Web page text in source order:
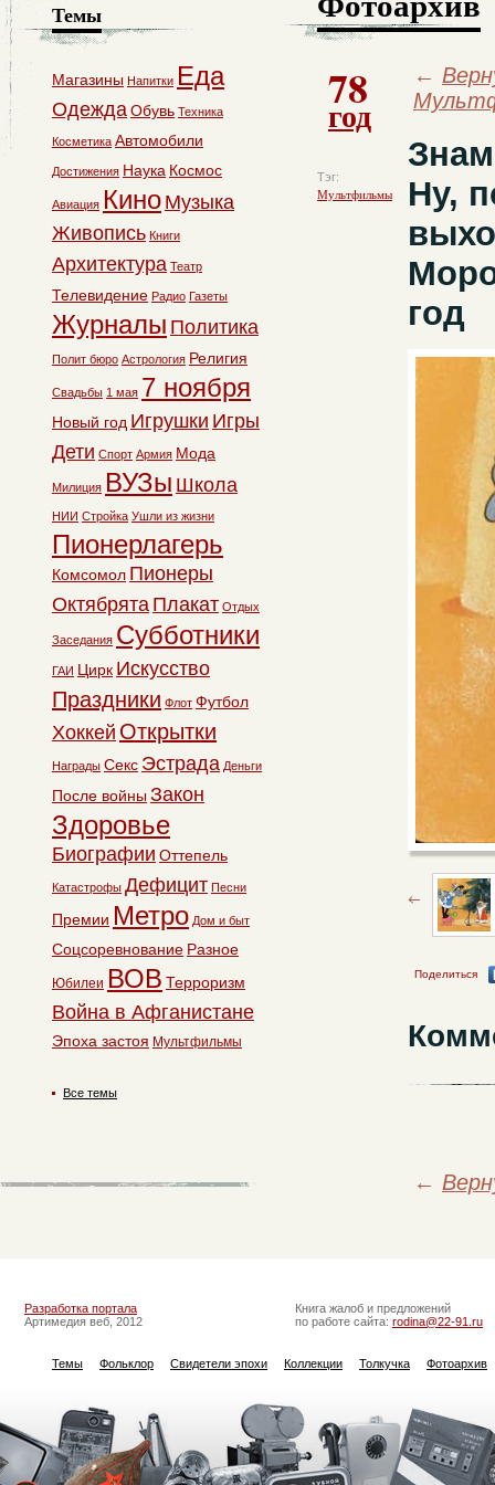
78
год
Тэг:
Мультфильмы
←
Ну,
год
Поделиться
←
Темы
Магазины Напитки Еда
ОдеждаОбувь Техника
Косметика Автомобили
Достижения Наука Космос
Авиация Кино Музыка
Живопись Книги
Архитектура Театр
Телевидение Радио Газеты
Журналы Политика
Полит бюро Астрология Религия
Свадьбы 1 мая 7 ноября
Новый год Игрушки Игры
Дети Спорт Армия Мода
Милиция ВУЗы Школа
НИИ Стройка Ушли из жизни
Пионерлагерь
Комсомол Пионеры
Октябрята Плакат Отдых
Заседания Субботники
ГАИ Цирк Искусство
Праздники Флот Футбол
Хоккей Открытки
Награды Секс Эстрада Деньги
После войны Закон
Здоровье
Биографии Оттепель
Катастрофы Дефицит Песни
Премии Метро Дом и быт
Соцсоревнование Разное
Юбилеи ВОВ Терроризм
Война в Афганистане
Эпоха застоя Мультфильмы
Все темы
Разработка портала
Артимедия веб, 2012
Книга жалоб и предложений
по работе сайта: rodina@22-91.ru
Темы Фольклор Свидетели эпохи Коллекции Толкучка Фотоархив